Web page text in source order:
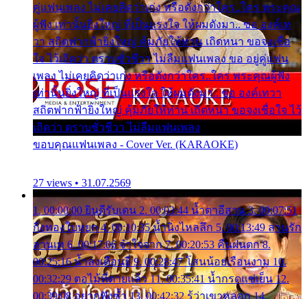
คู่แฟนเพลง ไม่เคยคิดว่าเก่ง หรือดังกว่าใคร..ใคร พระคุณ
ผู้ฟัง เท่านั้นยิ่งใหญ่ ที่เป็นแรงใจ ให้ผมดังมา.. ขอ องค์เท
วา สถิตฟากฟ้ายิ่งใหญ่ คุ้มภัยให้ท่าน เถิดหนา ขอจงเชื่อ
ใจ ไว้เถิดว่า ตราบชั่วชีวา ไม่ลืมแฟนเพลง ขอ อยู่คู่แฟน
เพลง ไม่เคยคิดว่าเก่ง หรือดังกว่าใคร..ใคร พระคุณผู้ฟัง
เท่านั้นยิ่งใหญ่ ที่เป็นแรงใจ ให้ผมดังมา.. ขอ องค์เทวา
สถิตฟากฟ้ายิ่งใหญ่ คุ้มภัยให้ท่าน เถิดหนา ขอจงเชื่อใจ ไว้
เถิดว่า ตราบชั่วชีวา ไม่ลืมแฟนเพลง
ขอบคุณแฟนเพลง - Cover Ver. (KARAOKE)
27 views • 31.07.2569
1. 00:00:00 ยินดีรับเดน 2. 00:03:44 น้ำตาอีสาน 3. 00:07:51
กิ่งทองใบหยก 4. 00:10:35 น้ำนิ่งไหลลึก 5. 00:13:49 ลานรัก
ลานเท 6. 00:17:06 จำใจจาก 7. 00:20:53 คืนฝนตก 8.
00:25:16 น้ำลงเดือนยี่ 9. 00:28:47 โสนน้อยเรือนงาม 10.
00:32:29 ตอไม้ที่ตายแล้ว 11. 00:35:41 น้ำกรดแช่เย็น 12.
00:39:08 อยากฟังซ้ำ 13. 00:42:32 รู้ว่าเขาหลอก 14.